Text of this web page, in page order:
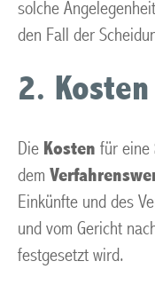
solche
den Fall der
2. Kosten
Die Kosten für eine
dem
Einkünfte und des
und vom Gericht
festgesetzt wird.